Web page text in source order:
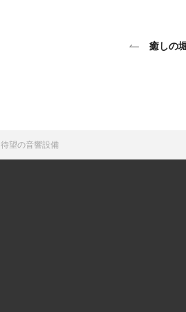
癒しの
待望の音響設備